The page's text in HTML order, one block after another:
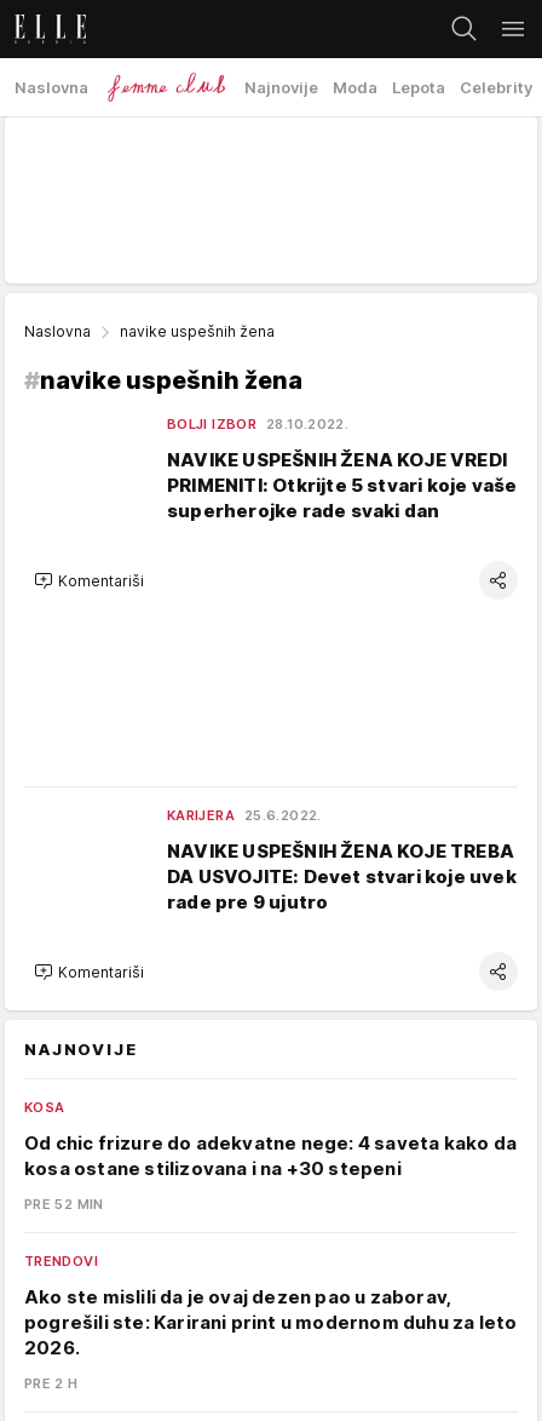
Naslovna Najnovije Moda Lepota Celebrity
Naslovna navike uspešnih žena
#navike uspešnih žena
BOLJI IZBOR 28.10.2022.
NAVIKE USPEŠNIH ŽENA KOJE VREDI
PRIMENITI: Otkrijte 5 stvari koje vaše
superherojke rade svaki dan
Komentariši
KARIJERA 25.6.2022.
NAVIKE USPEŠNIH ŽENA KOJE TREBA
DA USVOJITE: Devet stvari koje uvek
rade pre 9 ujutro
Komentariši
NAJNOVIJE
KOSA
Od chic frizure do adekvatne nege: 4 saveta kako da
kosa ostane stilizovana i na +30 stepeni
PRE 52 MIN
TRENDOVI
Ako ste mislili da je ovaj dezen pao u zaborav,
pogrešili ste: Karirani print u modernom duhu za leto
2026.
PRE 2 H